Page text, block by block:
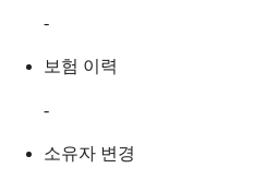
-
보험 이력
-
소유자 변경